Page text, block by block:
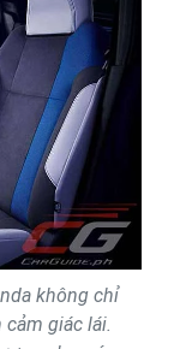
không chỉ
giác lái.